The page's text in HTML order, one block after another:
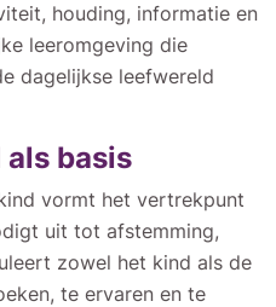
houding, informatie en
leeromgeving die
dagelijkse leefwereld
basis
vormt het vertrekpunt
uit tot afstemming,
zowel het kind als de
te ervaren en te